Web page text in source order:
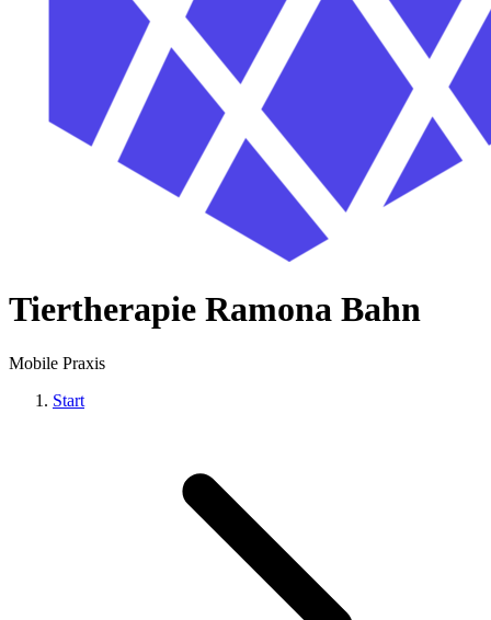
Tiertherapie Ramona Bahn
Mobile Praxis
Start